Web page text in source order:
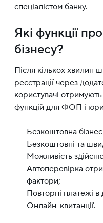
спеціалістом банку.
Які функції
бізнесу?
Після кількох хвилин
реєстрації через
користувачі
функцій для ФОП і
Безкоштовна
Безкоштовні та
Можливість
Автоперевірка
фактори;
Повторні платежі в
Онлайн-квитанції.